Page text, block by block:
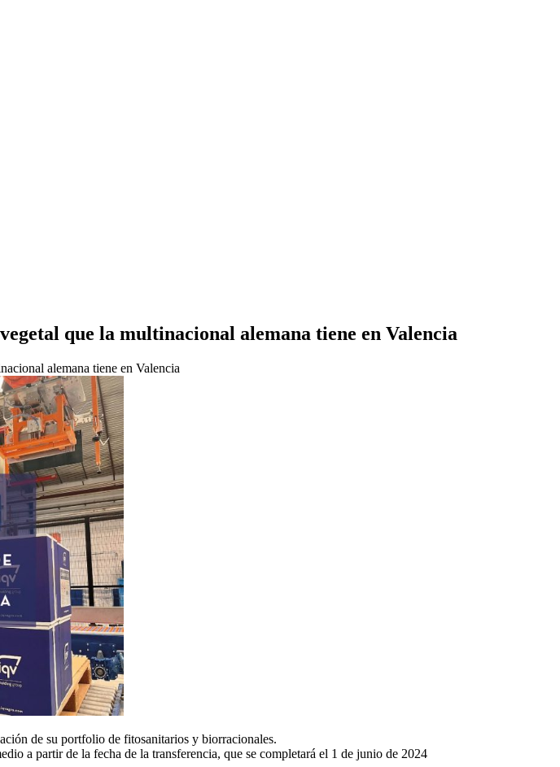
que la multinacional alemana tiene en Valencia
alemana tiene en Valencia
de su portfolio de fitosanitarios y biorracionales.
a partir de la fecha de la transferencia, que se completará el 1 de junio de 2024